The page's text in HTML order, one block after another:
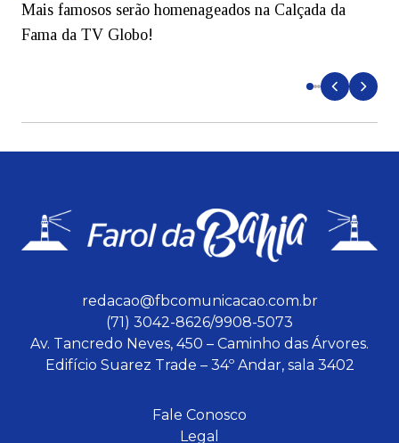
Mais famosos serão homenageados na Calçada da
Fama da TV Globo!
redacao@fbcomunicacao.com.br
(71) 3042-8626/9908-5073
Av. Tancredo Neves, 450 – Caminho das Árvores.
Edifício Suarez Trade – 34º Andar, sala 3402
Fale Conosco
Legal